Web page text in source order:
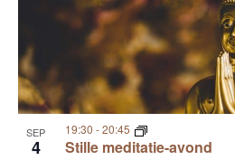
SEP
4 Stille meditatie-avond
19:30 -20:45